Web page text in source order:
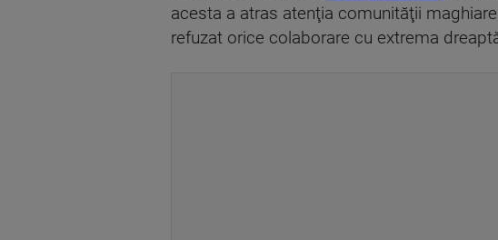
acesta a atras atenţia comunităţii
refuzat orice colaborare cu extrema